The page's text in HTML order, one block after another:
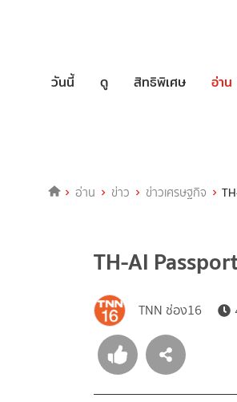
วันนี้ ดู สิทธิพิเศษ อ่าน
อ่าน ข่าว ข่าวเศรษฐกิจ
TH-AI
TNN ช่อง16